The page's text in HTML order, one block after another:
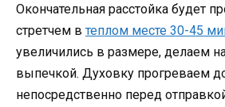
Окончательная расстойка будет
стретчем в теплом месте 30-45
увеличились в размере, делаем
выпечкой. Духовку прогреваем
непосредственно перед